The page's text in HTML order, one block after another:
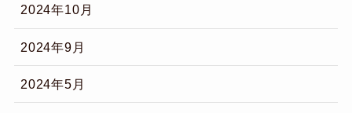
2024年10月
2024年9月
2024年5月